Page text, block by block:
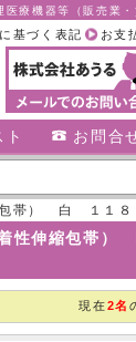
医療機器等（販売
お支
基づく表記
お問合
包帯） 白 １１
性伸縮包帯
現在2名